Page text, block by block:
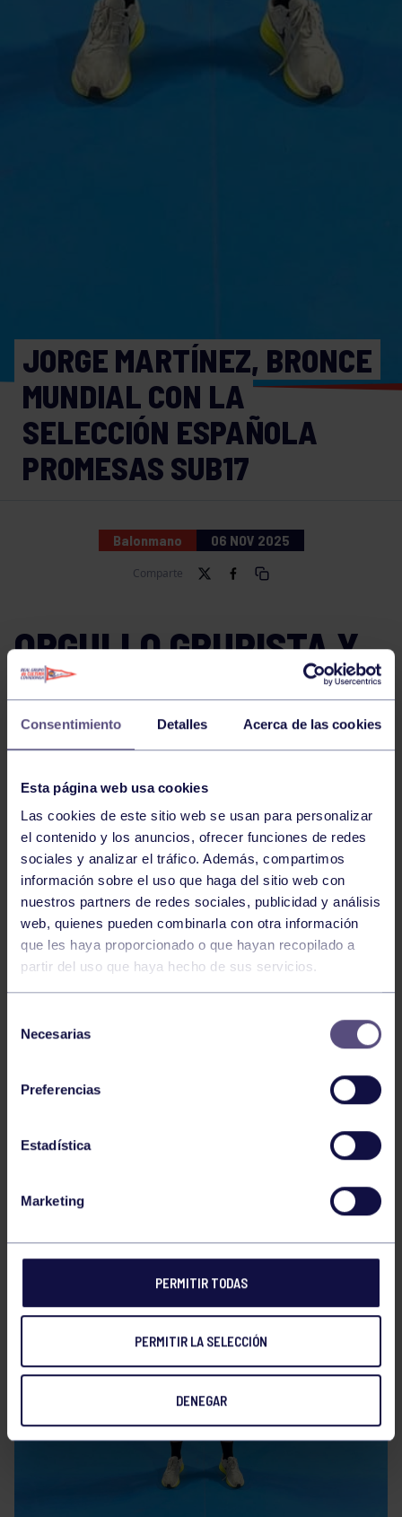
Consentimiento Detalles Acerca de las cookies
Esta página web usa cookies
Las cookies de este sitio web se usan para personalizar
el contenido y los anuncios, ofrecer funciones de redes
sociales y analizar el tráfico. Además, compartimos
información sobre el uso que haga del sitio web con
nuestros partners de redes sociales, publicidad y análisis
web, quienes pueden combinarla con otra información
que les haya proporcionado o que hayan recopilado a
partir del uso que haya hecho de sus servicios.
Necesarias
Preferencias
Estadística
Marketing
PERMITIR TODAS
PERMITIR LA SELECCIÓN
DENEGAR
JORGE MARTÍNEZ, BRONCE
MUNDIAL CON LA
SELECCIÓN ESPAÑOLA
PROMESAS SUB17
Balonmano 06 NOV 2025
Comparte
ORGULLO GRUPISTA Y
ÉXITO MUNDIAL
Sub17, formando parte de la
(Marruecos) del24 de octubre al 1 de noviembre.
Desde el Club queremosfelicitar a Jorge Martínez
por este importante logro en una cita internacional de
máximo nivel. Su dedicación y trabajo diario son un
ejemplo para todos nuestros deportistas.